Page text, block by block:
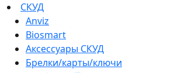
СКУД
Anviz
Biosmart
Аксессуары СКУД
Брелки/карты/ключи